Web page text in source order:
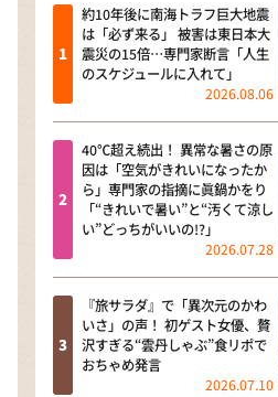
ＬＩＦＥ～夢のカタチ～
新婚さんいらっしゃい！
ザキ山小屋本館
ぺこぱのまるスポ
アナ回覧板
約10年後に南海トラフ巨大地震
は「必ず来る」 被害は東日本大
震災の15倍…専門家断言「人生
のスケジュールに入れて」
2026.08.06
40℃超え続出！ 異常な暑さの原
因は「空気がきれいになったか
ら」専門家の指摘に眞鍋かをり
「“きれいで暑い”と“汚くて涼し
い”どっちがいいの!?」
2026.07.28
『旅サラダ』で「異次元のかわ
いさ」の声！ 初ゲスト女優、贅
沢すぎる“雲丹しゃぶ”食リポで
おちゃめ発言
2026.07.10